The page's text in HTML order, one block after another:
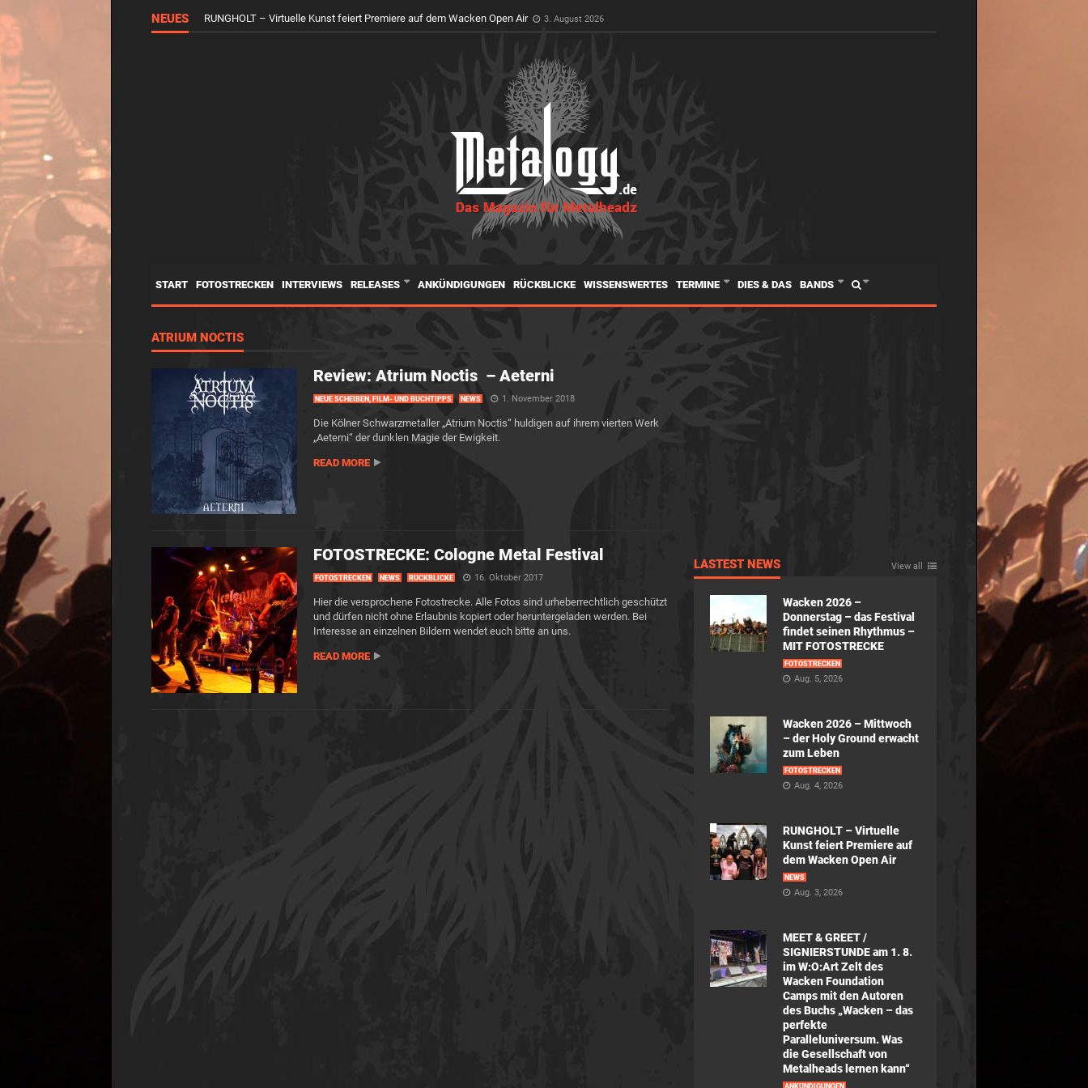
NEUES RUNGHOLT – Virtuelle Kunst feiert Premiere auf dem Wacken Open Air 3. August 2026
START FOTOSTRECKEN INTERVIEWS RELEASES ANKÜNDIGUNGEN RÜCKBLICKE WISSENSWERTES TERMINE DIES & DAS BANDS
ATRIUM NOCTIS
Review: Atrium Noctis – Aeterni
NEUE SCHEIBEN, FILM- UND BUCHTIPPS NEWS 1. November 2018
Die Kölner Schwarzmetaller „Atrium Noctis“ huldigen auf ihrem vierten Werk
„Aeterni“ der dunklen Magie der Ewigkeit.
READ MORE
FOTOSTRECKE: Cologne Metal Festival
FOTOSTRECKEN NEWS RÜCKBLICKE 16. Oktober 2017
Hier die versprochene Fotostrecke. Alle Fotos sind urheberrechtlich geschützt
und dürfen nicht ohne Erlaubnis kopiert oder heruntergeladen werden. Bei
Interesse an einzelnen Bildern wendet euch bitte an uns.
READ MORE
LASTEST NEWS View all
Wacken 2026 –
Donnerstag – das Festival
findet seinen Rhythmus –
MIT FOTOSTRECKE
FOTOSTRECKEN
Aug. 5, 2026
Wacken 2026 – Mittwoch
– der Holy Ground erwacht
zum Leben
FOTOSTRECKEN
Aug. 4, 2026
RUNGHOLT – Virtuelle
Kunst feiert Premiere auf
dem Wacken Open Air
NEWS
Aug. 3, 2026
MEET & GREET /
SIGNIERSTUNDE am 1. 8.
im W:O:Art Zelt des
Wacken Foundation
Camps mit den Autoren
des Buchs „Wacken – das
perfekte
Paralleluniversum. Was
die Gesellschaft von
Metalheads lernen kann“
ANKÜNDIGUNGEN